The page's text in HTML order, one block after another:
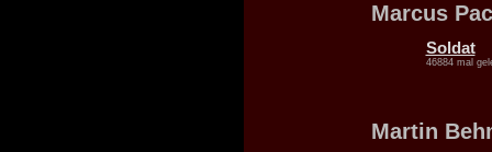
Marcus
Soldat
46884 mal
Martin